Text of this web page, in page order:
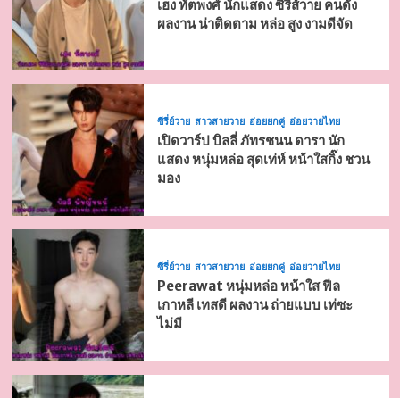
เฮง ทัตพงศ์ นักแสดง ซีรีส์วาย คนดัง
ผลงาน น่าติดตาม หล่อ สูง งามดีจัด
ซีรี่ย์วาย สาวสายวาย อ่อยยกคู่ อ่อยวายไทย
เปิดวาร์ป บิลลี่ ภัทรชนน ดารา นัก
แสดง หนุ่มหล่อ สุดเท่ห์ หน้าใสกิ๊ง ชวน
มอง
ซีรี่ย์วาย สาวสายวาย อ่อยยกคู่ อ่อยวายไทย
Peerawat หนุ่มหล่อ หน้าใส ฟีล
เกาหลี เทสดี ผลงาน ถ่ายแบบ เท่ซะ
ไม่มี